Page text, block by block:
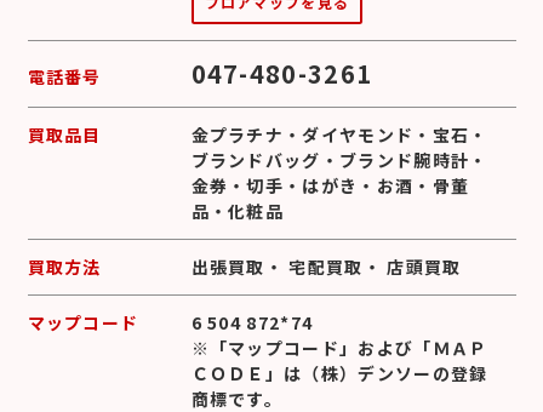
電話番号 047-480-3261
買取品目 金プラチナ ・ダイヤモンド ・ 宝石 ・
ブランドバッグ ・ ブランド腕時計 ・
金券 ・切手 ・ はがき ・ お酒 ・ 骨董
品 ・化粧品
買取方法 出張買取 ・宅配買取 ・店頭買取
マップコード
6 504 872*74
※「マップコード」および「ＭＡＰ
ＣＯＤＥ」は（株）デンソーの登録
商標です。